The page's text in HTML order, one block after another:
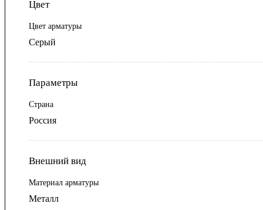
Цвет
Цвет арматуры
Серый
Параметры
Страна
Россия
Внешний вид
Материал арматуры
Металл